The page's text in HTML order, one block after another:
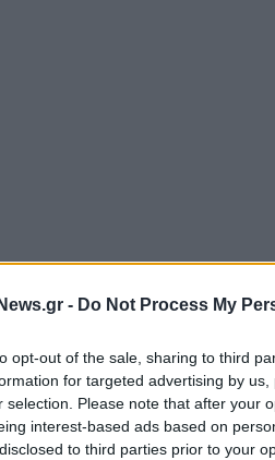
- Do Not Process My
opt-out of the sale, sharing to third
for targeted advertising by
selection. Please note that after your
interest-based ads based on
to third parties prior to your
οδήγησε ήδη αρκετές χώρες,
των απωλειών της
αναφέρουν.
περιβάλλοντος
να έχει ως βασικό δομικό